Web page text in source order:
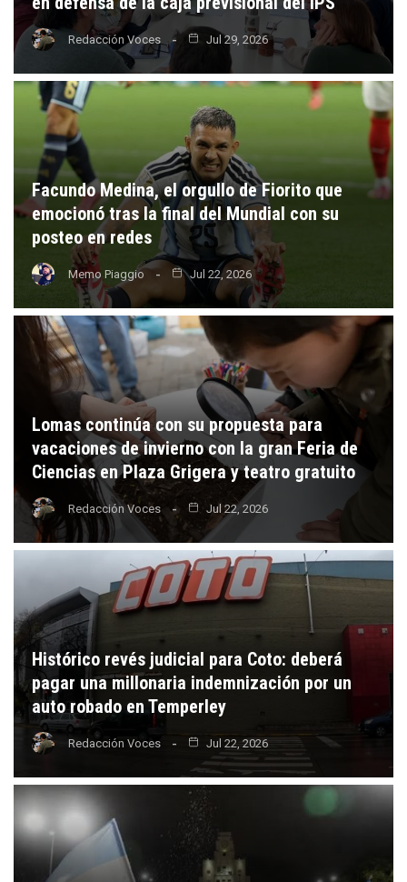
Redacción Voces Jul 29, 2026
Facundo Medina, el orgullo de Fiorito que
emocionó tras la final del Mundial con su
posteo en redes
Memo Piaggio Jul 22, 2026
Lomas continúa con su propuesta para
vacaciones de invierno con la gran Feria de
Ciencias en Plaza Grigera y teatro gratuito
Redacción Voces Jul 22, 2026
Histórico revés judicial para Coto: deberá
pagar una millonaria indemnización por un
auto robado en Temperley
Redacción Voces Jul 22, 2026